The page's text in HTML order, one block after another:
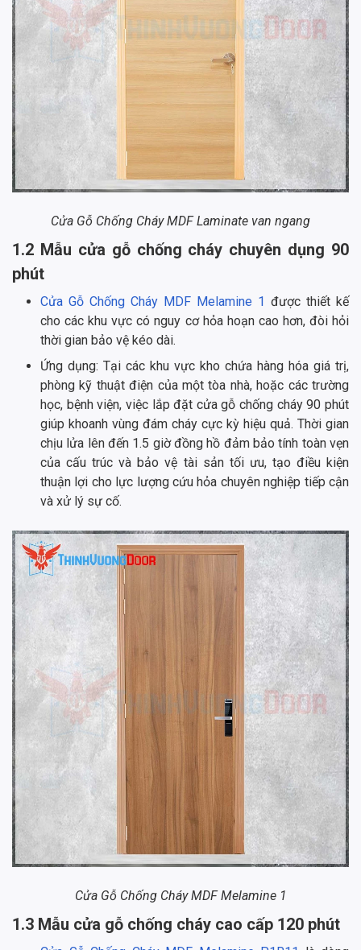
Cửa Gỗ Chống Cháy MDF Laminate van ngang
1.2 Mẫu cửa gỗ chống cháy chuyên dụng 90
phút
Cửa Gỗ Chống Cháy MDF Melamine 1 được thiết kế
cho các khu vực có nguy cơ hỏa hoạn cao hơn, đòi hỏi
thời gian bảo vệ kéo dài.
Ứng dụng: Tại các khu vực kho chứa hàng hóa giá trị,
phòng kỹ thuật điện của một tòa nhà, hoặc các trường
học, bệnh viện, việc lắp đặt cửa gỗ chống cháy 90 phút
giúp khoanh vùng đám cháy cực kỳ hiệu quả. Thời gian
chịu lửa lên đến 1.5 giờ đồng hồ đảm bảo tính toàn vẹn
của cấu trúc và bảo vệ tài sản tối ưu, tạo điều kiện
thuận lợi cho lực lượng cứu hỏa chuyên nghiệp tiếp cận
và xử lý sự cố.
Cửa Gỗ Chống Cháy MDF Melamine 1
1.3 Mẫu cửa gỗ chống cháy cao cấp 120 phút